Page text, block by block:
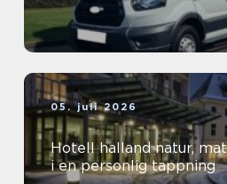
05. juli 2026
Hotell halland natur, mat och avkoppling
i en personlig tappning